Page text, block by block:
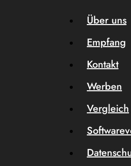
Über uns
Empfang
Kontakt
Werben
Vergleich